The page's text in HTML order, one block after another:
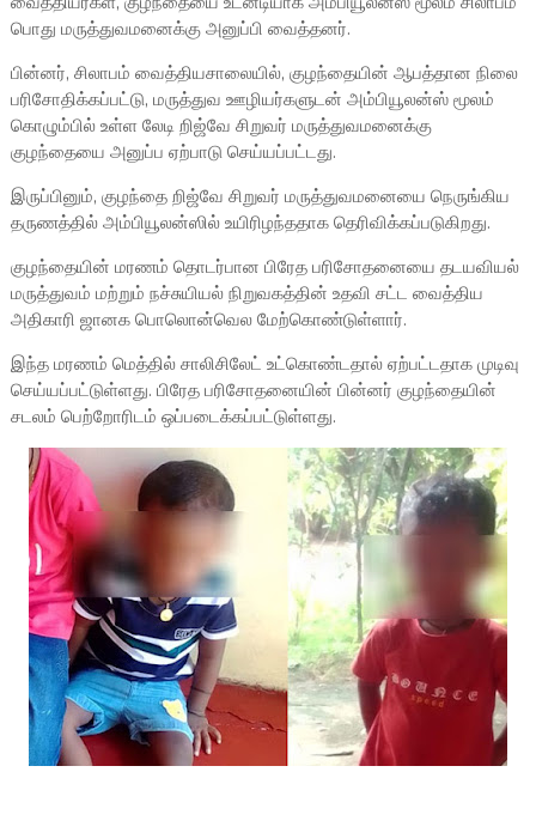
பொது மருத்துவமனைக்கு அனுப்பி வைத்தனர்.
பின்னர், சிலாபம் வைத்தியசாலையில், குழந்தையின் ஆபத்தான நிலை
பரிசோதிக்கப்பட்டு, மருத்துவ ஊழியர்களுடன் அம்பியூலன்ஸ் மூலம்
கொழும்பில் உள்ள லேடி றிஜ்வே சிறுவர் மருத்துவமனைக்கு
குழந்தையை அனுப்ப ஏற்பாடு செய்யப்பட்டது.
இருப்பினும், குழந்தை றிஜ்வே சிறுவர் மருத்துவமனையை நெருங்கிய
தருணத்தில் அம்பியூலன்ஸில் உயிரிழந்ததாக தெரிவிக்கப்படுகிறது.
குழந்தையின் மரணம் தொடர்பான பிரேத பரிசோதனையை தடயவியல்
மருத்துவம் மற்றும் நச்சுயியல் நிறுவகத்தின் உதவி சட்ட வைத்திய
அதிகாரி ஜானக பொலொன்வெல மேற்கொண்டுள்ளார்.
இந்த மரணம் மெத்தில் சாலிசிலேட் உட்கொண்டதால் ஏற்பட்டதாக முடிவு
செய்யப்பட்டுள்ளது. பிரேத பரிசோதனையின் பின்னர் குழந்தையின்
சடலம் பெற்றோரிடம் ஒப்படைக்கப்பட்டுள்ளது.